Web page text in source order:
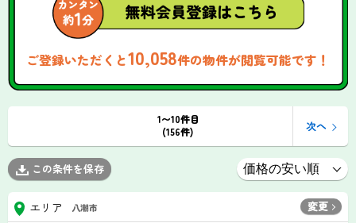
ご登録いただくと10,058件の物件が閲覧可能です！
1〜10件目
(156件)
次へ
この条件を保存
エリア 八潮市 変更